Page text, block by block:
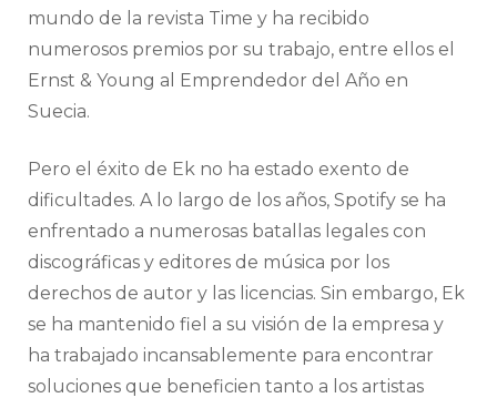
mundo de la revista Time y ha recibido
numerosos premios por su trabajo, entre ellos el
Ernst & Young al Emprendedor del Año en
Suecia.
Pero el éxito de Ek no ha estado exento de
dificultades. A lo largo de los años, Spotify se ha
enfrentado a numerosas batallas legales con
discográficas y editores de música por los
derechos de autor y las licencias. Sin embargo, Ek
se ha mantenido fiel a su visión de la empresa y
ha trabajado incansablemente para encontrar
soluciones que beneficien tanto a los artistas